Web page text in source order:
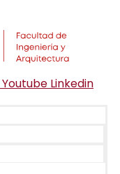
Youtube Linkedin